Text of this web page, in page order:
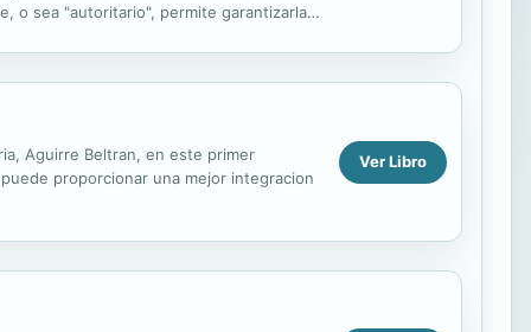
o sea "autoritario", permite garantizarla
Aguirre Beltran, en este primer
proporcionar una mejor integracion
Ver Libro